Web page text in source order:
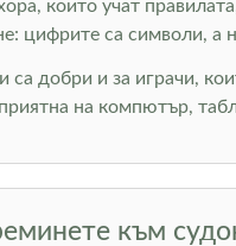
които учат
цифрите са символи,
са добри и за играчи,
на компютър,
към